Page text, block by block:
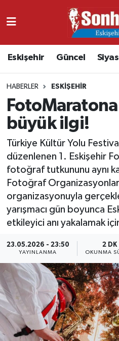
Eskişehir Güncel
HABERLER ESKIŞEHIR
büyük ilgi!
Türkiye Kültür Yolu
düzenlenen 1. Eskişehir
fotoğraf tutkununu aynı
Fotoğraf
organizasyonuyla
yarışmacı gün boyunca
etkileyici anı yakalamak
23.05.2026 - 23:50
YAYINLANMA
2 DK
OKUNMA
Ekonomi
Güncel
Kültür & Sanat
Magazin
Resmi İlanlar
Sağlık
Siyaset
Spor
Nöbetçi Eczaneler
Namaz Vakitleri
Trafik Durumu
Süper Lig Puan
Tüm Manşetler
Son Dakika Haberleri
Haber Arşivi